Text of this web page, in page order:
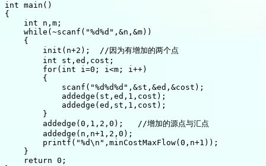
int main()
{
    int n,m;
    while(~scanf("%d%d",&n,&m))
    {
        init(n+2);  //因为有增加的两个点
        int st,ed,cost;
        for(int i=0; i<m; i++)
        {
            scanf("%d%d%d",&st,&ed,&cost);
            addedge(st,ed,1,cost);
            addedge(ed,st,1,cost);
        }
        addedge(0,1,2,0);   //增加的源点与汇点
        addedge(n,n+1,2,0);
        printf("%d\n",minCostMaxFlow(0,n+1));
    }
    return 0;